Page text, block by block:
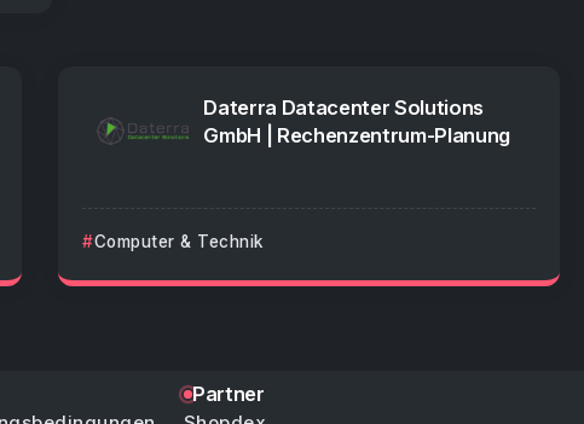
Daterra Datacenter Solutions
GmbH | Rechenzentrum-Planung
Computer & Technik
Partner